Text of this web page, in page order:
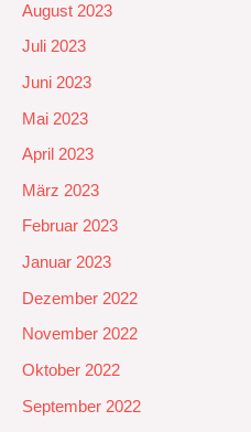
August 2023
Juli 2023
Juni 2023
Mai 2023
April 2023
März 2023
Februar 2023
Januar 2023
Dezember 2022
November 2022
Oktober 2022
September 2022